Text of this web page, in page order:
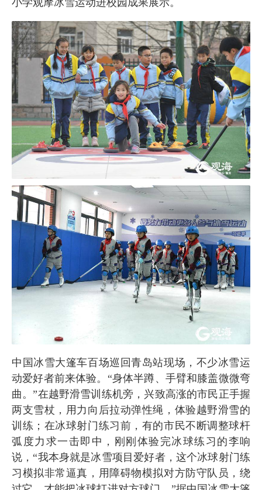
小学观摩冰雪运动进校园成果展示。
中国冰雪大篷车百场巡回青岛站现场，不少冰雪运
动爱好者前来体验。“身体半蹲、手臂和膝盖微微弯
曲。”在越野滑雪训练机旁，兴致高涨的市民正手握
两支雪杖，用力向后拉动弹性绳，体验越野滑雪的
训练；在冰球射门练习前，有的市民不断调整球杆
弧度力求一击即中，刚刚体验完冰球练习的李响
说，“我本身就是冰雪项目爱好者，这个冰球射门练
习模拟非常逼真，用障碍物模拟对方防守队员，绕